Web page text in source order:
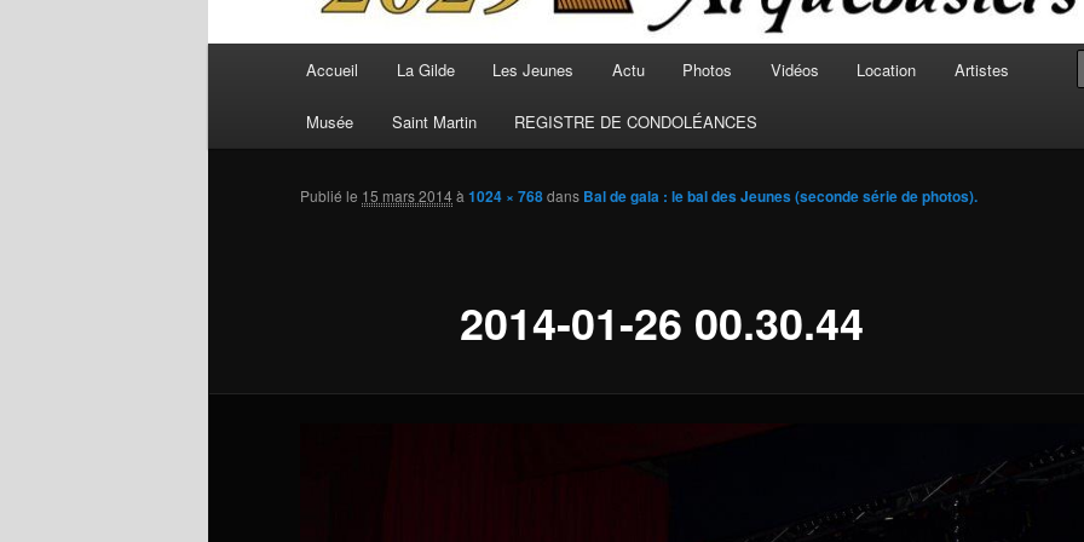
Accueil La Gilde Les Jeunes Actu Photos Vidéos Location Artistes
Musée Saint Martin REGISTRE DE CONDOLÉANCES
2014-01-26 00.30.44
Publié le 15 mars 2014à 1024 × 768dans Bal de gala : le bal des Jeunes (seconde série de photos).